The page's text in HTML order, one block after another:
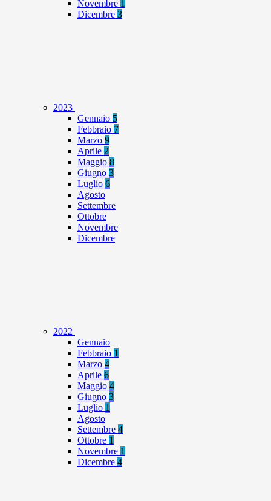
Novembre 1
Dicembre 3
2023
Gennaio 5
Febbraio 7
Marzo 9
Aprile 2
Maggio 8
Giugno 3
Luglio 6
Agosto
Settembre
Ottobre
Novembre
Dicembre
2022
Gennaio
Febbraio 1
Marzo 4
Aprile 6
Maggio 4
Giugno 3
Luglio 1
Agosto
Settembre 4
Ottobre 1
Novembre 1
Dicembre 4